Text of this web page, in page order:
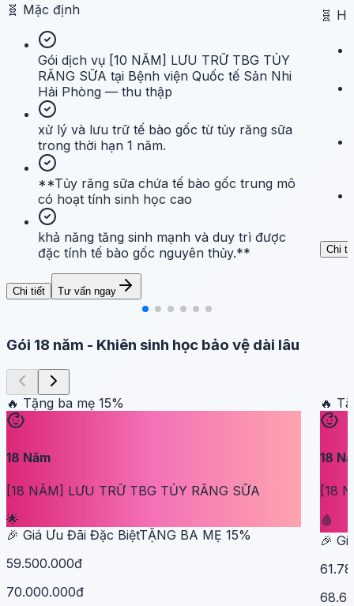
🧬 Mặc định
Gói dịch vụ [10 NĂM] LƯU TRỮ TBG TỦY
RĂNG SỮA tại Bệnh viện Quốc tế Sản Nhi
Hải Phòng — thu thập
xử lý và lưu trữ tế bào gốc từ tủy răng sữa
trong thời hạn 1 năm.
**Tủy răng sữa chứa tế bào gốc trung mô
có hoạt tính sinh học cao
khả năng tăng sinh mạnh và duy trì được
đặc tính tế bào gốc nguyên thủy.**
Chi tiết Tư vấn ngay
🧬
Chi
Gói 18 năm - Khiên sinh học bảo vệ dài lâu
🔥 Tặng ba mẹ 15%
18 Năm
[18 NĂM] LƯU TRỮ TBG TỦY RĂNG SỮA
🌟
🎉 Giá Ưu Đãi Đặc BiệtTẶNG BA MẸ 15%
59.500.000đ
70.000.000đ
🔥
18
[18
🩸
🎉